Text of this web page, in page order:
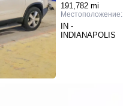
191,782 mi
Местоположение:
IN -
INDIANAPOLIS